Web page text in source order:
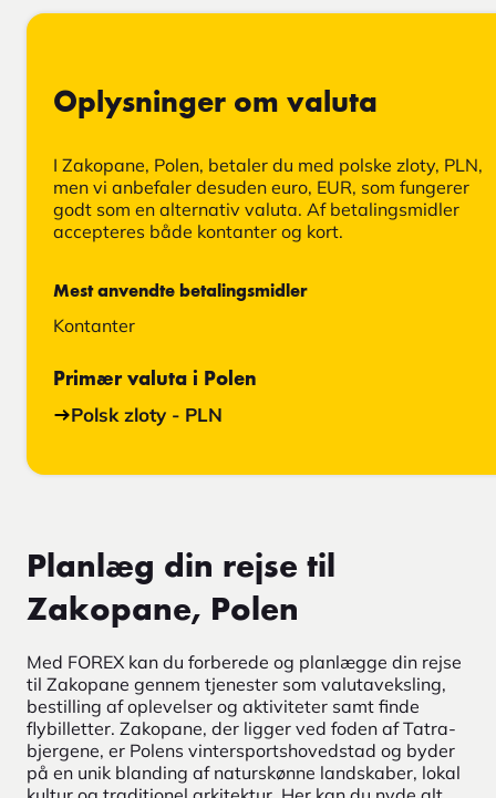
Oplysninger om valuta
I Zakopane, Polen, betaler du med polske zloty, PLN,
men vi anbefaler desuden euro, EUR, som fungerer
godt som en alternativ valuta. Af betalingsmidler
accepteres både kontanter og kort.
Mest anvendte betalingsmidler
Kontanter
Primær valuta i Polen
Polsk zloty - PLN
Planlæg din rejse til
Zakopane, Polen
Med FOREX kan du forberede og planlægge din rejse
til Zakopane gennem tjenester som valutaveksling,
bestilling af oplevelser og aktiviteter samt finde
flybilletter. Zakopane, der ligger ved foden af Tatra-
bjergene, er Polens vintersportshovedstad og byder
på en unik blanding af naturskønne landskaber, lokal